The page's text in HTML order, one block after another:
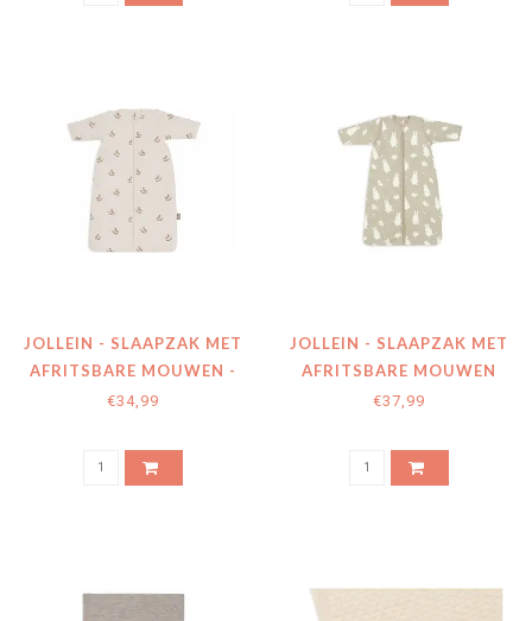
JOLLEIN - SLAAPZAK MET
AFRITSBARE MOUWEN -
NOSTALGIC RIDE
€34,99
JOLLEIN - SLAAPZAK MET
AFRITSBARE MOUWEN
NIJNTJE EN SNUFFY OLIVE
€37,99